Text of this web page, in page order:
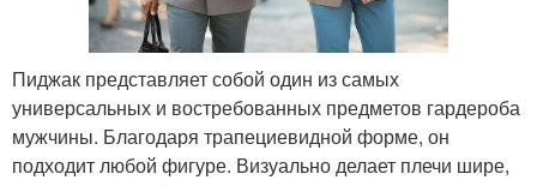
Пиджак представляет собой один из самых
универсальных и востребованных предметов гардероба
мужчины. Благодаря трапециевидной форме, он
подходит любой фигуре. Визуально делает плечи шире,